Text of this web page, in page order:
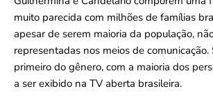
muito parecida com milhões de famílias
apesar de serem maioria da população,
representadas nos meios de comunicação.
primeiro do gênero, com a maioria dos
a ser exibido na TV aberta brasileira.